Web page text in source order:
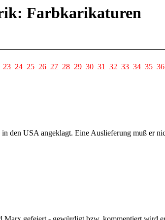
Farbkarikaturen
23 24 25 26 27 28 29 30 31 32 33 34 35 36
den USA angeklagt. Eine Auslieferung muß er